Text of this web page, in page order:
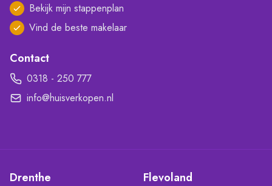
Bekijk mijn stappenplan
Vind de beste makelaar
Contact
0318 - 250 777
info@huisverkopen.nl
Drenthe Flevoland